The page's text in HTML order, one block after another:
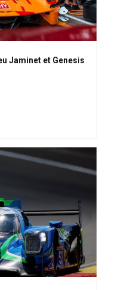
Jaminet et Genesis